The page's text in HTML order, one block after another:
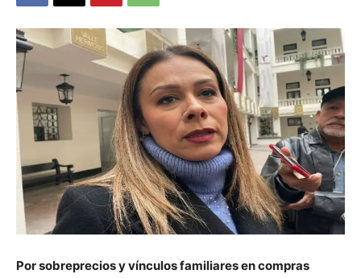
Por sobreprecios y vínculos familiares en compras